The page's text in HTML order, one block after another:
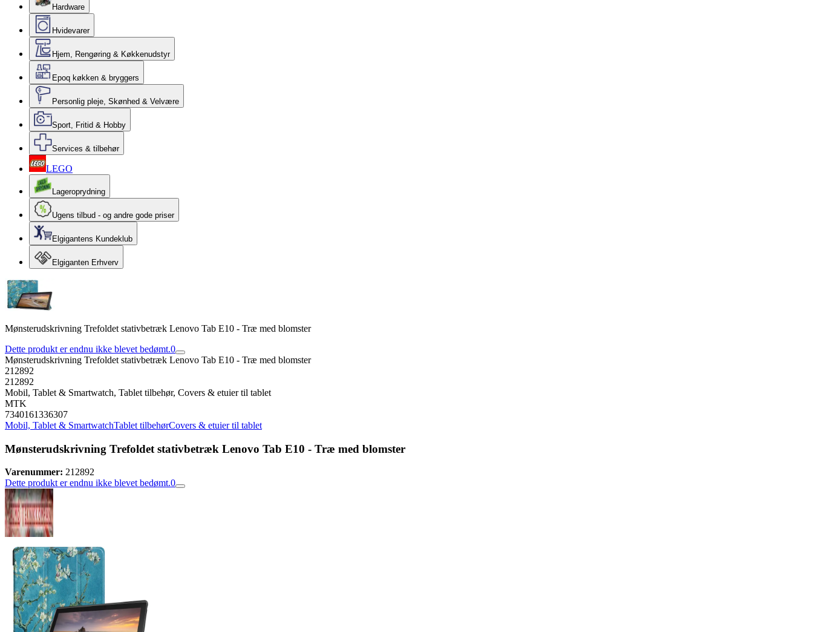
Hardware
Hvidevarer
Hjem, Rengøring & Køkkenudstyr
Epoq køkken & bryggers
Personlig pleje, Skønhed & Velvære
Sport, Fritid & Hobby
Services & tilbehør
LEGO
Lageroprydning
Ugens tilbud - og andre gode priser
Elgigantens Kundeklub
Elgiganten Erhverv
Mønsterudskrivning Trefoldet stativbetræk Lenovo Tab E10 - Træ med blomster
Dette produkt er endnu ikke blevet bedømt.0
Mønsterudskrivning Trefoldet stativbetræk Lenovo Tab E10 - Træ med blomster
212892
212892
Mobil, Tablet & Smartwatch, Tablet tilbehør, Covers & etuier til tablet
MTK
7340161336307
Mobil, Tablet & SmartwatchTablet tilbehørCovers & etuier til tablet
Mønsterudskrivning Trefoldet stativbetræk Lenovo Tab E10 - Træ med blomster
Varenummer: 212892
Dette produkt er endnu ikke blevet bedømt.0